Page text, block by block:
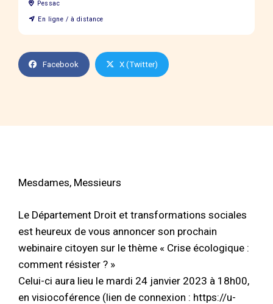
Pessac
En ligne / à distance
Facebook X (Twitter)
Mesdames, Messieurs
Le Département Droit et transformations sociales
est heureux de vous annoncer son prochain
webinaire citoyen sur le thème « Crise écologique :
comment résister ? »
Celui-ci aura lieu le mardi 24 janvier 2023 à 18h00,
en visiocoférence (lien de connexion : https://u-